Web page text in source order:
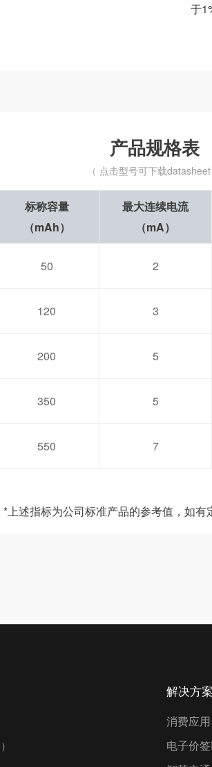
于
产品规格表
（ 点击型号可下载datasheet
标称容量
（mAh）
最大连续电流
（mA）
50 2
120 3
200 5
350 5
550 7
*上述指标为公司标准产品的参考值，如有
解决方案
消费应用
电子价